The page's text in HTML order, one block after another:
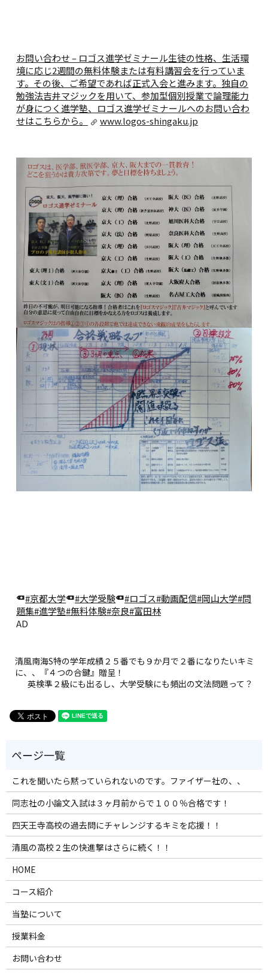
お問い合わせ – ロゴス進学ゼミナール生徒の性格、生活環
境に応じ2週間の無料体験または有料講習会を行っていま
す。その後、ご希望であれば正式入会と進みます。独自の
勉強法吉井マジックを用いて、参加型個別授業で論理能力
が身につく進学塾、ロゴス進学ゼミナールへのお問い合わ
せはこちらから。
www.logos-shingaku.jp
#京都大学 #大学受験 #ロゴス#動画配信#岡山大学#問
題集#進学塾#無料体験#奈良#富田林
AD
清風南海S特の学年成績２５番でも９か月で２番になりたいキミ
に、、『４つの合鍵』贈呈！
英検準２級にも出るし、大学受験にも頻出の文法問題って？
これを聞いたら黙っていられないのです。ファイザー社の、、
同志社の小論文入試は３ヶ月前からで１００％合格です！
四天王寺高校の過去問にチャレンジするキミを応援！！
清風の高校２生の快進撃はさらに続く！！
HOME
コース紹介
当塾について
授業料金
お問い合わせ